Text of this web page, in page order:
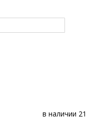
в наличии 21